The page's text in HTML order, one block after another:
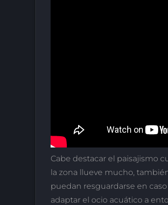
Cabe destacar el paisajismo
la zona llueve mucho,
puedan resguardarse en
adaptar el ocio acuático a